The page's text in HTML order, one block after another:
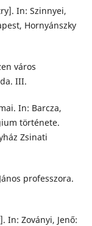
In: Szinnyei,
Hornyánszky
város
III.
In: Barcza,
története.
Zsinati
professzora.
In: Zoványi, Jenő: